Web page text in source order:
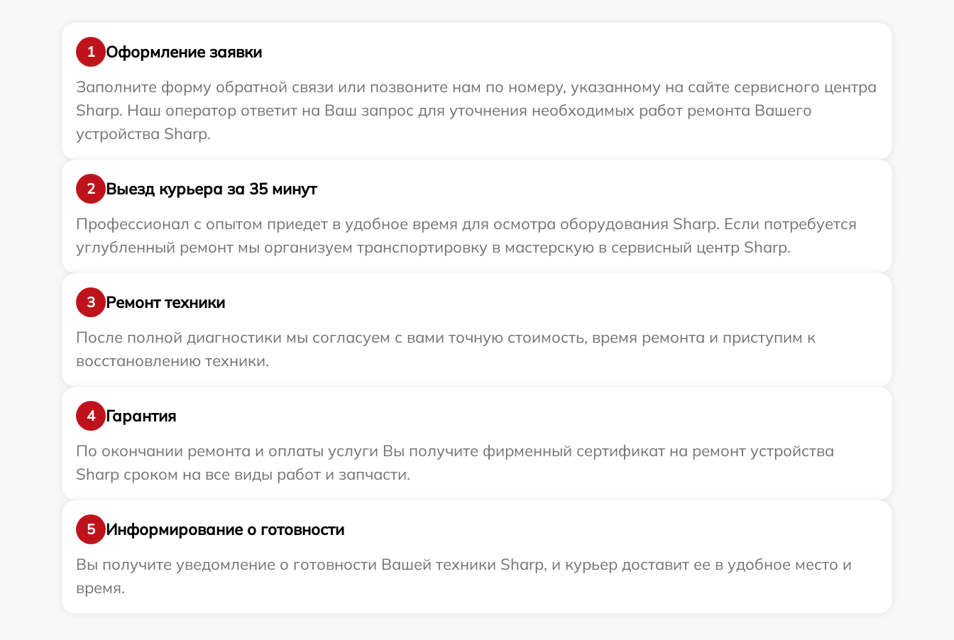
1
Оформление заявки
Заполните форму обратной связи или позвоните нам по номеру, указанному на сайте сервисного центра
Sharp. Наш оператор ответит на Ваш запрос для уточнения необходимых работ ремонта Вашего
устройства Sharp.
2
Выезд курьера за 35 минут
Профессионал с опытом приедет в удобное время для осмотра оборудования Sharp. Если потребуется
углубленный ремонт мы организуем транспортировку в мастерскую в сервисный центр Sharp.
3
Ремонт техники
После полной диагностики мы согласуем с вами точную стоимость, время ремонта и приступим к
восстановлению техники.
4
Гарантия
По окончании ремонта и оплаты услуги Вы получите фирменный сертификат на ремонт устройства
Sharp сроком на все виды работ и запчасти.
5
Информирование о готовности
Вы получите уведомление о готовности Вашей техники Sharp, и курьер доставит ее в удобное место и
время.